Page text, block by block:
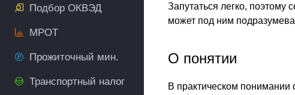
Подбор ОКВЭД
МРОТ
Прожиточный мин.
Транспортный налог
Запутаться легко, поэтому
может под ним
О понятии
В практическом понимании